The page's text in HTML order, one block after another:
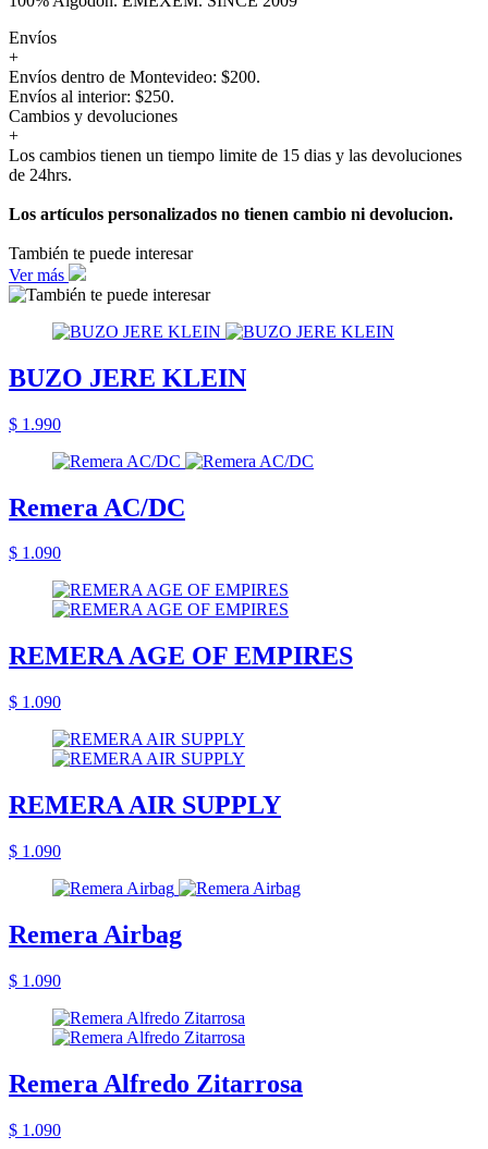
Envíos
+
Envíos dentro de Montevideo: $200.
Envíos al interior: $250.
Cambios y devoluciones
+
Los cambios tienen un tiempo limite de 15 dias y las devoluciones
de 24hrs.
Los artículos personalizados no tienen cambio ni devolucion.
También te puede interesar
Ver más
BUZO JERE KLEIN
$ 1.990
Remera AC/DC
$ 1.090
REMERA AGE OF EMPIRES
$ 1.090
REMERA AIR SUPPLY
$ 1.090
Remera Airbag
$ 1.090
Remera Alfredo Zitarrosa
$ 1.090